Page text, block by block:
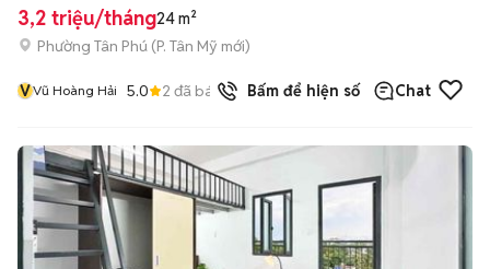
3,2 triệu/tháng24 m²
Phường Tân Phú (P. Tân Mỹ mới)
VVũ Hoàng Hải 5.0 2 đã bán Bấm để hiện số Chat